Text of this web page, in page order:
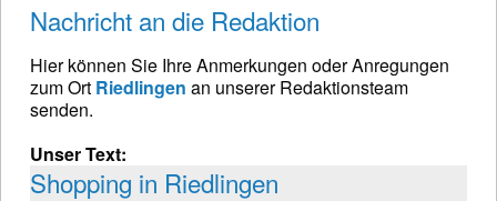
Nachricht an die Redaktion
Hier können Sie Ihre Anmerkungen oder Anregungen
zum Ort Riedlingen an unserer Redaktionsteam
senden.
Unser Text:
Shopping in Riedlingen